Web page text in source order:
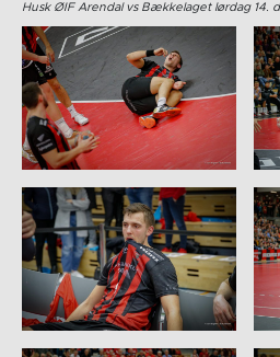
Husk ØIF Arendal vs Bækkelaget lørdag 14.